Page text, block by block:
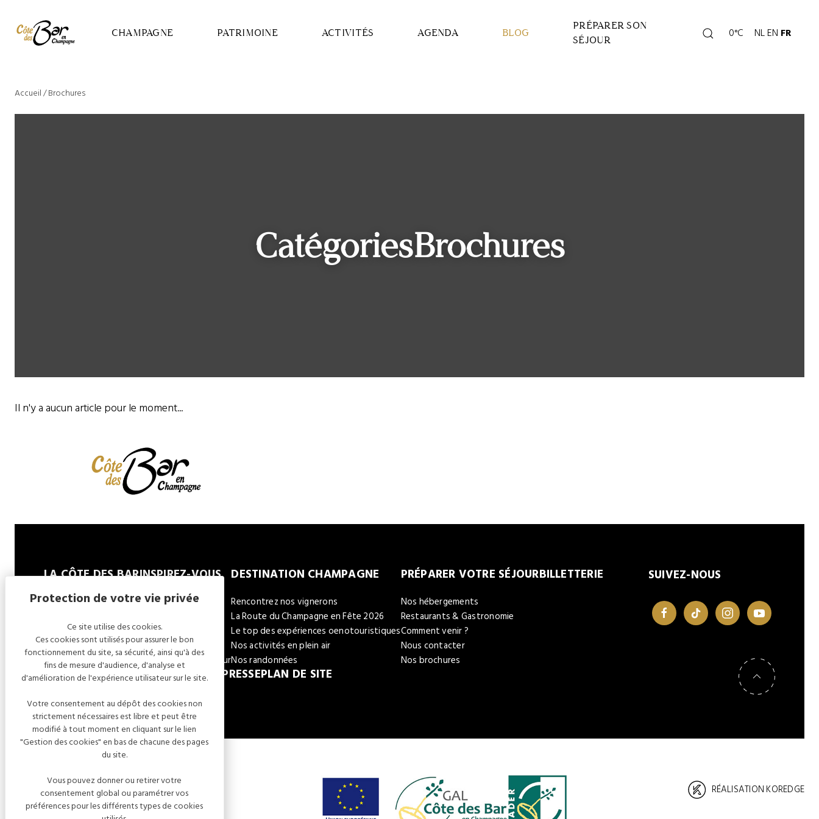
CHAMPAGNE PATRIMOINE ACTIVITÉS AGENDA BLOG
PRÉPARER SON
SÉJOUR
Rechercher
0°C
Page
NLEN FR
Accueil/Brochures
CatégoriesBrochures
Il n'y a aucun article pour le moment...
LA CÔTE DES BAR
Bar-sur-Aube
Les Riceys
Essoyes
Mussy-sur-Seine
INSPIREZ-VOUS
En famille
Entre amis
En groupe
Nos 10 coups de coeur
DESTINATION CHAMPAGNE
Rencontrez nos vignerons
La Route du Champagne en Fête 2026
Le top des expériences oenotouristiques
Nos activités en plein air
Nos randonnées
PRÉPARER VOTRE SÉJOUR
Nos hébergements
Restaurants & Gastronomie
Comment venir ?
Nous contacter
Nos brochures
BILLETTERIE
NEWSLETTERESPACE ÉLUESPACE PRESSEPLAN DE SITE
SUIVEZ-NOUS
facebooktiktok instagramyoutube
MENTIONS LÉGALES GESTION DES COOKIES RÉALISATION KOREDGE
Ce site utilise des cookies.
Ces cookies sont utilisés pour assurer le bon
fonctionnement du site, sa sécurité, ainsi qu'à des
fins de mesure d'audience, d'analyse et
d'amélioration de l'expérience utilisateur sur le site.
Votre consentement au dépôt des cookies non
strictement nécessaires est libre et peut être
modifié à tout moment en cliquant sur le lien
"Gestion des cookies" en bas de chacune des pages
du site.
Vous pouvez donner ou retirer votre
consentement global ou paramétrer vos
préférences pour les différents types de cookies